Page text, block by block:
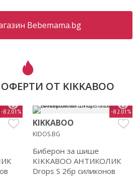
Bebemama.bg
ОТ KIKKABOO
-82.01% -82.01%
KIKKABOO
KIDOS.BG
Биберон за шише
KIKKABOO АНТИКОЛИК
Drops S 2бр силиконов